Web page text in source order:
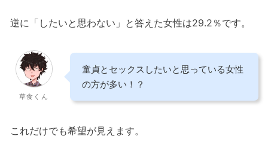
逆に「したいと思わない」と答えた女性は29.2％です。
草食くん
童貞とセックスしたいと思っている女性
の方が多い！？
これだけでも希望が見えます。